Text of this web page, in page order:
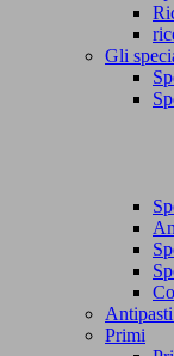
Gli
Primi